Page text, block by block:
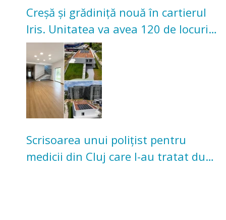
Creșă și grădiniță nouă în cartierul
Iris. Unitatea va avea 120 de locuri
pentru copii
Scrisoarea unui polițist pentru
medicii din Cluj care l-au tratat după